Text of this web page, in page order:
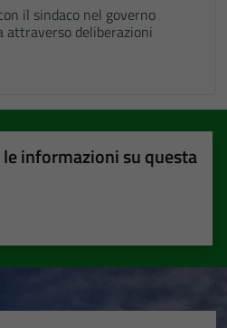
il sindaco nel governo
attraverso deliberazioni
informazioni su questa
su 5
su 5
5